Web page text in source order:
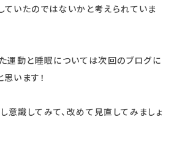
ていたのではないかと考えられていま
た運動と睡眠については次回のブログに
います！
意識してみて、改めて見直してみましょ